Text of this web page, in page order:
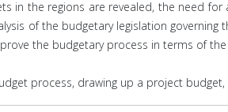
in the regions are revealed, the need
of the budgetary legislation
the budgetary process in terms of
process, drawing up a project